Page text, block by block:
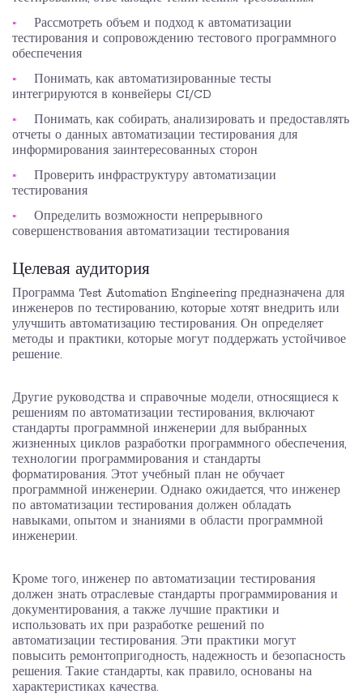
Рассмотреть объем и подход к автоматизации
тестирования и сопровождению тестового программного
обеспечения
Понимать, как автоматизированные тесты
интегрируются в конвейеры CI/CD
Понимать, как собирать, анализировать и предоставлять
отчеты о данных автоматизации тестирования для
информирования заинтересованных сторон
Проверить инфраструктуру автоматизации
тестирования
Определить возможности непрерывного
совершенствования автоматизации тестирования
Целевая аудитория
Программа Test Automation Engineering предназначена для
инженеров по тестированию, которые хотят внедрить или
улучшить автоматизацию тестирования. Он определяет
методы и практики, которые могут поддержать устойчивое
решение.
Другие руководства и справочные модели, относящиеся к
решениям по автоматизации тестирования, включают
стандарты программной инженерии для выбранных
жизненных циклов разработки программного обеспечения,
технологии программирования и стандарты
форматирования. Этот учебный план не обучает
программной инженерии. Однако ожидается, что инженер
по автоматизации тестирования должен обладать
навыками, опытом и знаниями в области программной
инженерии.
Кроме того, инженер по автоматизации тестирования
должен знать отраслевые стандарты программирования и
документирования, а также лучшие практики и
использовать их при разработке решений по
автоматизации тестирования. Эти практики могут
повысить ремонтопригодность, надежность и безопасность
решения. Такие стандарты, как правило, основаны на
характеристиках качества.